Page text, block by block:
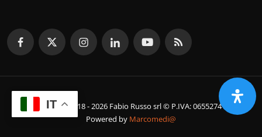
© Copyright 2018 - 2026 Fabio Russo srl © P.IVA: 06552741214
Powered by Marcomedi@
IT